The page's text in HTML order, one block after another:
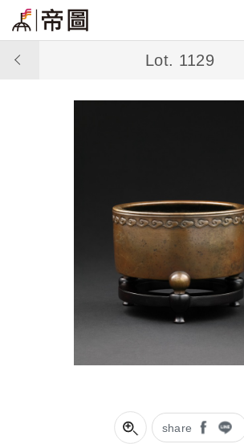
share
Lot. 1129